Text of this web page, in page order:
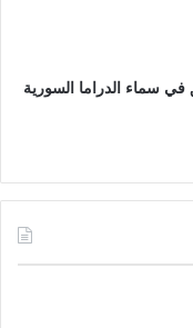
سماء الدراما السورية